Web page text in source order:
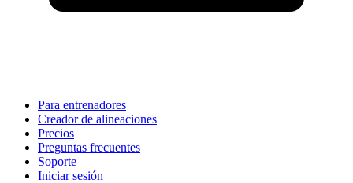
Para entrenadores
Creador de alineaciones
Precios
Preguntas frecuentes
Soporte
Iniciar sesión